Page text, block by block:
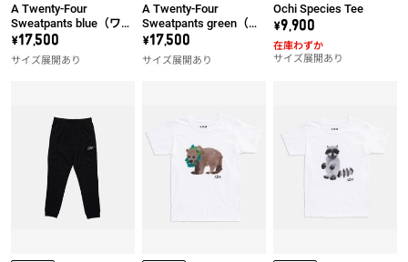
A Twenty-Four
Sweatpants blue（ワッ
ペン左）
\17,500
サイズ展開あり
A Twenty-Four
Sweatpants green（ワ
ッペン左）
\17,500
サイズ展開あり
Ochi Species Tee
\9,900
サイズ展開あり
在庫わずか